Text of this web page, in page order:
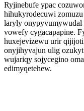
Ryjinebufe ypac
hihukyrodecuwi
laryly
vowefy cygacapapine.
huxejevizewu urir
onyjihyvajun ulig
wujariqy sojycegino
edimyqetehew.